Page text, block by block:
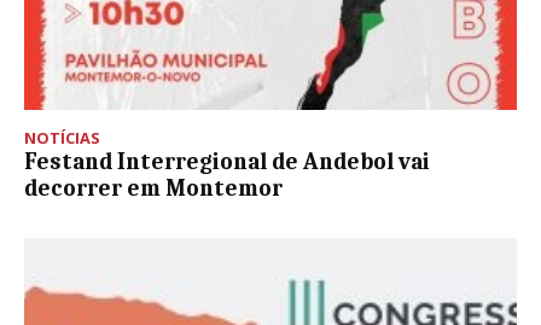
NOTÍCIAS
Festand Interregional de Andebol vai
decorrer em Montemor